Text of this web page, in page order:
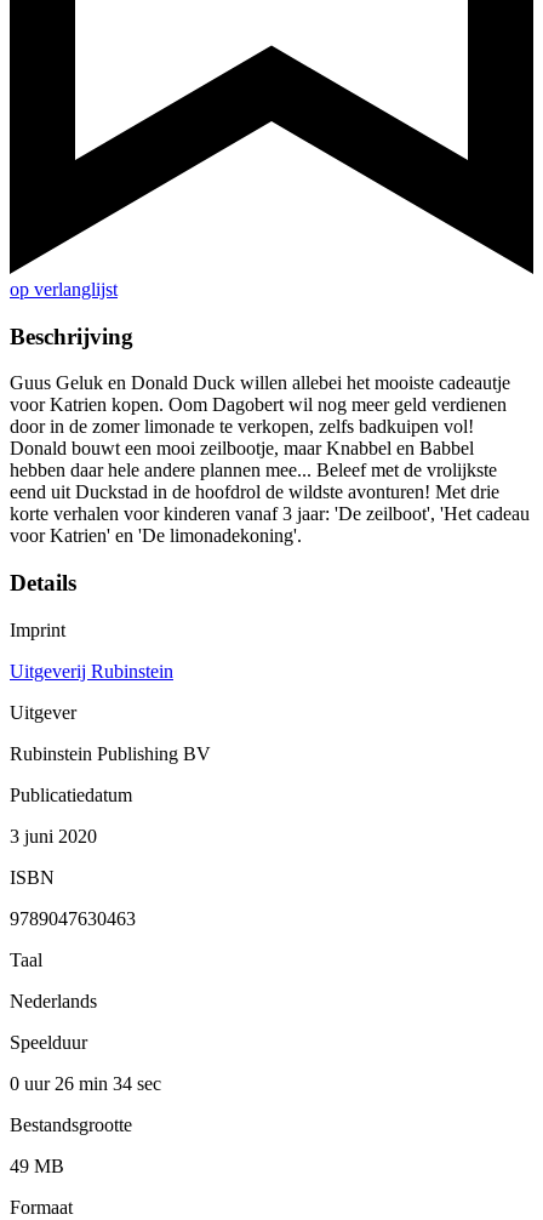
op verlanglijst
Beschrijving
Guus Geluk en Donald Duck willen allebei het mooiste cadeautje
voor Katrien kopen. Oom Dagobert wil nog meer geld verdienen
door in de zomer limonade te verkopen, zelfs badkuipen vol!
Donald bouwt een mooi zeilbootje, maar Knabbel en Babbel
hebben daar hele andere plannen mee... Beleef met de vrolijkste
eend uit Duckstad in de hoofdrol de wildste avonturen! Met drie
korte verhalen voor kinderen vanaf 3 jaar: 'De zeilboot', 'Het cadeau
voor Katrien' en 'De limonadekoning'.
Details
Imprint
Uitgeverij Rubinstein
Uitgever
Rubinstein Publishing BV
Publicatiedatum
3 juni 2020
ISBN
9789047630463
Taal
Nederlands
Speelduur
0 uur 26 min 34 sec
Bestandsgrootte
49 MB
Formaat